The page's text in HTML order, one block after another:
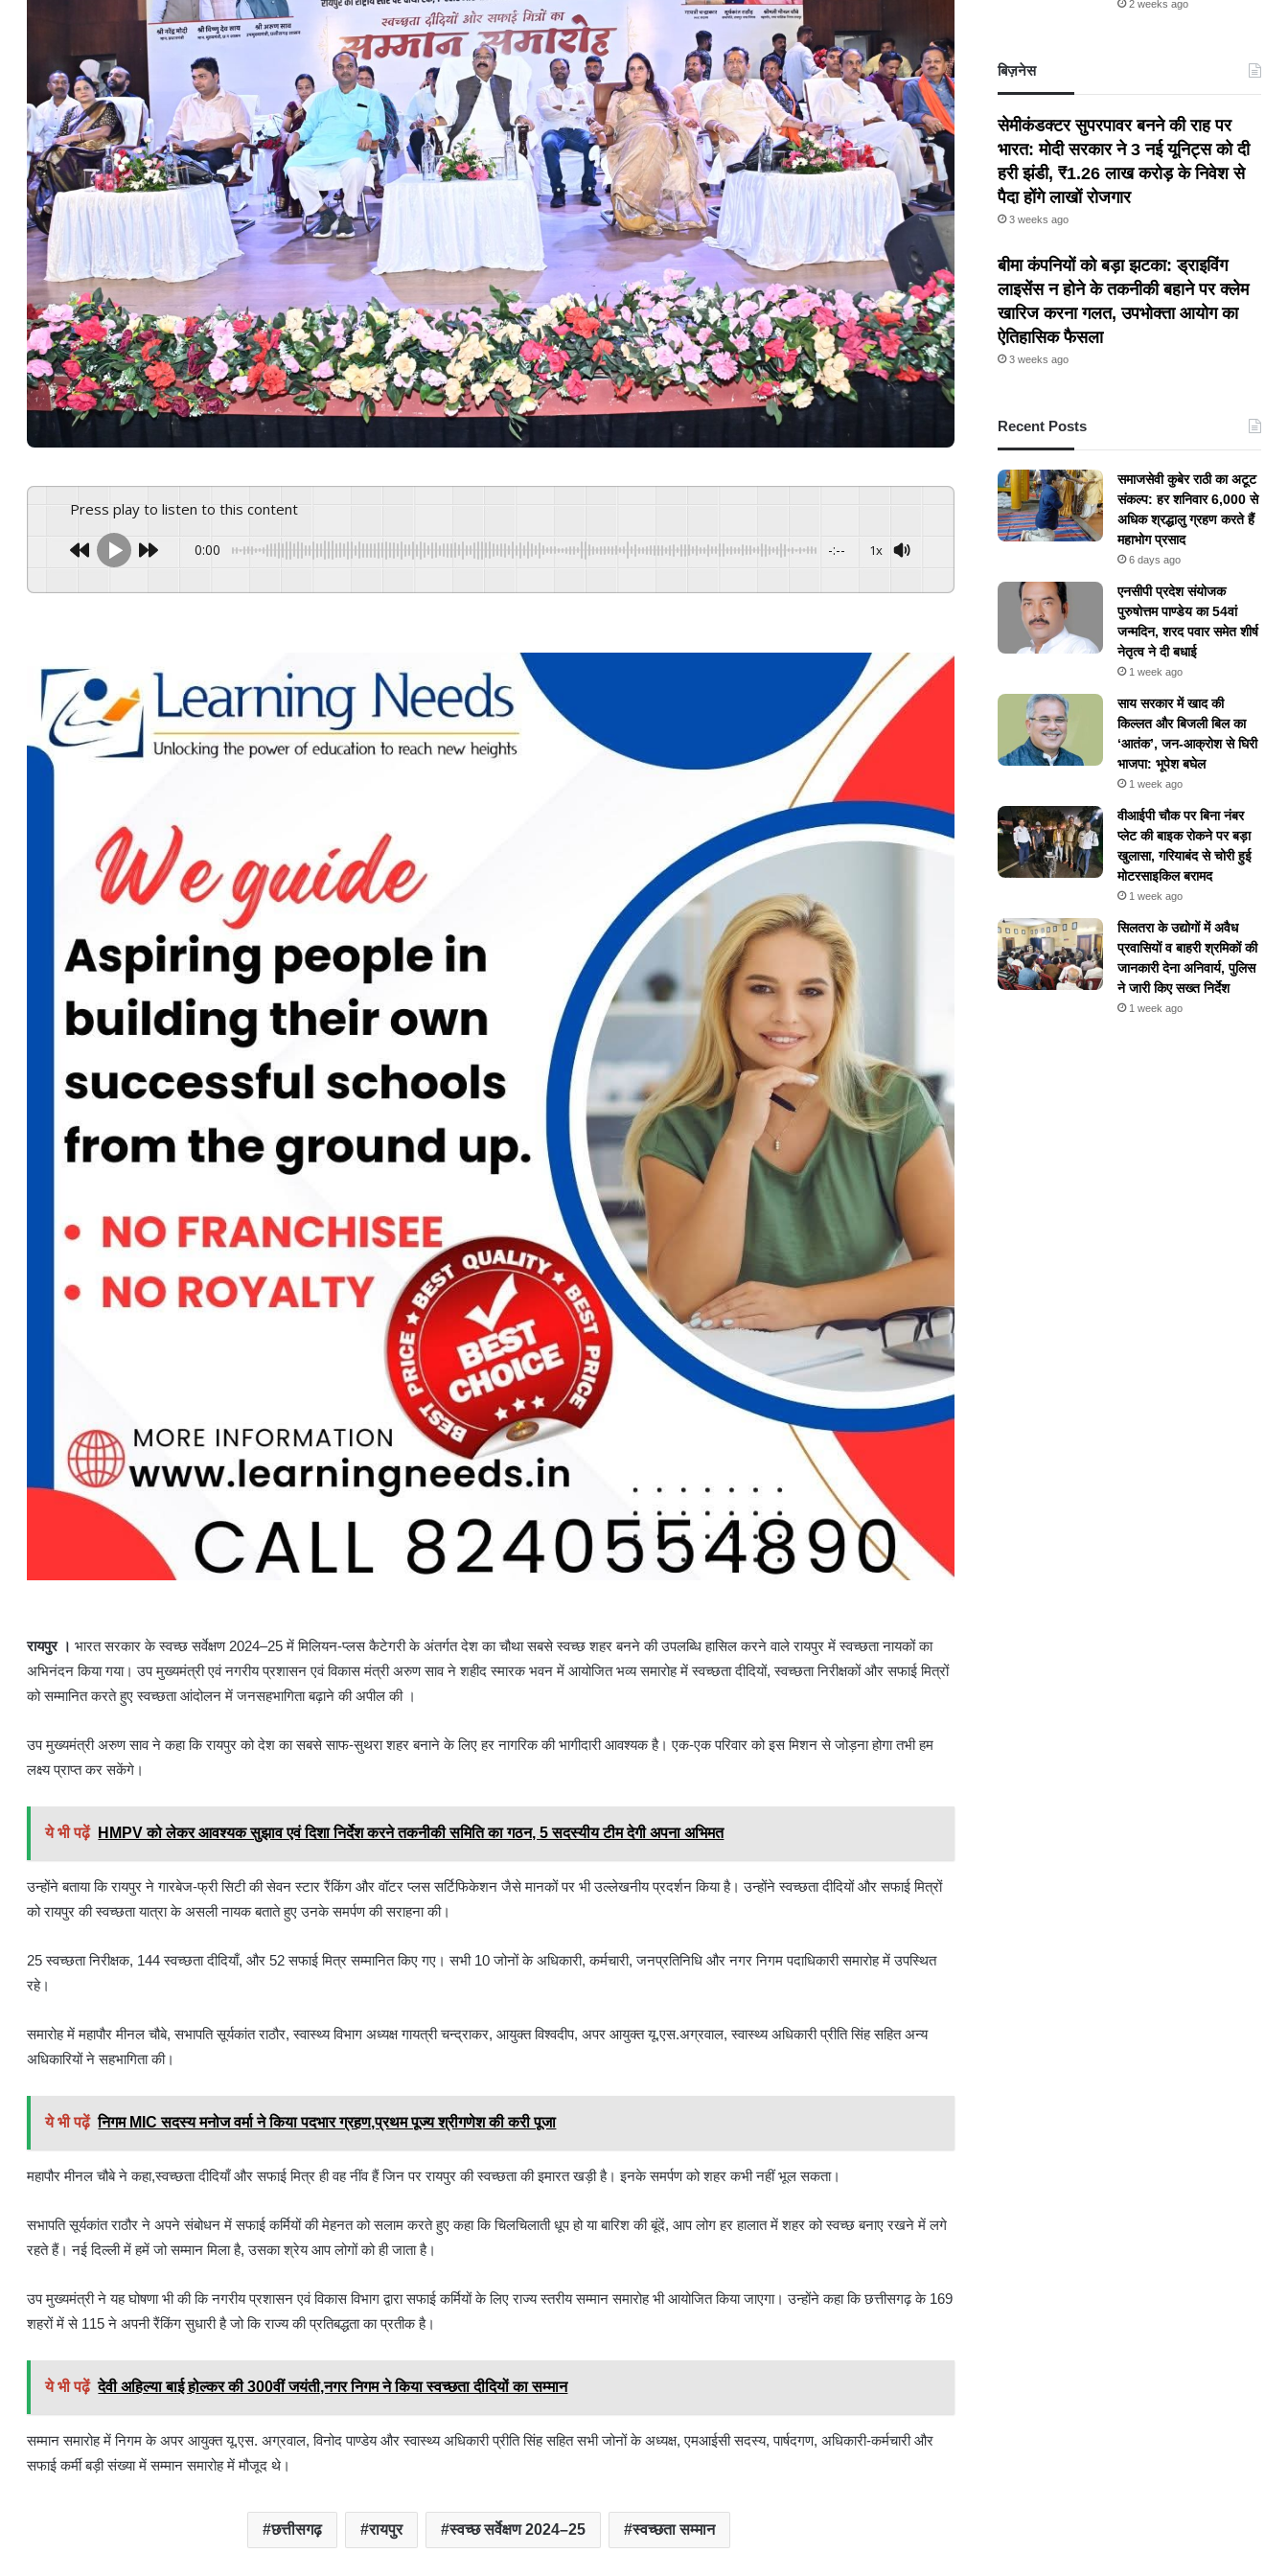
Press play to listen to this content
0:00 -:-- 1x
रायपुर । भारत सरकार के स्वच्छ सर्वेक्षण 2024–25 में मिलियन-प्लस कैटेगरी के अंतर्गत देश का चौथा सबसे स्वच्छ शहर बनने की उपलब्धि हासिल करने वाले रायपुर में स्वच्छता नायकों का
अभिनंदन किया गया। उप मुख्यमंत्री एवं नगरीय प्रशासन एवं विकास मंत्री अरुण साव ने शहीद स्मारक भवन में आयोजित भव्य समारोह में स्वच्छता दीदियों, स्वच्छता निरीक्षकों और सफाई मित्रों
को सम्मानित करते हुए स्वच्छता आंदोलन में जनसहभागिता बढ़ाने की अपील की ।
उप मुख्यमंत्री अरुण साव ने कहा कि रायपुर को देश का सबसे साफ-सुथरा शहर बनाने के लिए हर नागरिक की भागीदारी आवश्यक है। एक-एक परिवार को इस मिशन से जोड़ना होगा तभी हम
लक्ष्य प्राप्त कर सकेंगे।
ये भी पढ़ें HMPV को लेकर आवश्यक सुझाव एवं दिशा निर्देश करने तकनीकी समिति का गठन, 5 सदस्यीय टीम देगी अपना अभिमत
उन्होंने बताया कि रायपुर ने गारबेज-फ्री सिटी की सेवन स्टार रैंकिंग और वॉटर प्लस सर्टिफिकेशन जैसे मानकों पर भी उल्लेखनीय प्रदर्शन किया है। उन्होंने स्वच्छता दीदियों और सफाई मित्रों
को रायपुर की स्वच्छता यात्रा के असली नायक बताते हुए उनके समर्पण की सराहना की।
25 स्वच्छता निरीक्षक, 144 स्वच्छता दीदियाँ, और 52 सफाई मित्र सम्मानित किए गए। सभी 10 जोनों के अधिकारी, कर्मचारी, जनप्रतिनिधि और नगर निगम पदाधिकारी समारोह में उपस्थित
रहे।
समारोह में महापौर मीनल चौबे, सभापति सूर्यकांत राठौर, स्वास्थ्य विभाग अध्यक्ष गायत्री चन्द्राकर, आयुक्त विश्वदीप, अपर आयुक्त यू.एस.अग्रवाल, स्वास्थ्य अधिकारी प्रीति सिंह सहित अन्य
अधिकारियों ने सहभागिता की।
ये भी पढ़ें निगम MIC सदस्य मनोज वर्मा ने किया पदभार ग्रहण,प्रथम पूज्य श्रीगणेश की करी पूजा
महापौर मीनल चौबे ने कहा,स्वच्छता दीदियाँ और सफाई मित्र ही वह नींव हैं जिन पर रायपुर की स्वच्छता की इमारत खड़ी है। इनके समर्पण को शहर कभी नहीं भूल सकता।
सभापति सूर्यकांत राठौर ने अपने संबोधन में सफाई कर्मियों की मेहनत को सलाम करते हुए कहा कि चिलचिलाती धूप हो या बारिश की बूंदें, आप लोग हर हालात में शहर को स्वच्छ बनाए रखने में लगे
रहते हैं। नई दिल्ली में हमें जो सम्मान मिला है, उसका श्रेय आप लोगों को ही जाता है।
उप मुख्यमंत्री ने यह घोषणा भी की कि नगरीय प्रशासन एवं विकास विभाग द्वारा सफाई कर्मियों के लिए राज्य स्तरीय सम्मान समारोह भी आयोजित किया जाएगा। उन्होंने कहा कि छत्तीसगढ़ के 169
शहरों में से 115 ने अपनी रैंकिंग सुधारी है जो कि राज्य की प्रतिबद्धता का प्रतीक है।
ये भी पढ़ें देवी अहिल्या बाई होल्कर की 300वीं जयंती,नगर निगम ने किया स्वच्छता दीदियों का सम्मान
सम्मान समारोह में निगम के अपर आयुक्त यू.एस. अग्रवाल, विनोद पाण्डेय और स्वास्थ्य अधिकारी प्रीति सिंह सहित सभी जोनों के अध्यक्ष, एमआईसी सदस्य, पार्षदगण, अधिकारी-कर्मचारी और
सफाई कर्मी बड़ी संख्या में सम्मान समारोह में मौजूद थे।
छत्तीसगढ़ रायपुर स्वच्छ सर्वेक्षण 2024–25 स्वच्छता सम्मान
2 weeks ago
बिज़नेस
सेमीकंडक्टर सुपरपावर बनने की राह पर
भारत: मोदी सरकार ने 3 नई यूनिट्स को दी
हरी झंडी, ₹1.26 लाख करोड़ के निवेश से
पैदा होंगे लाखों रोजगार
3 weeks ago
बीमा कंपनियों को बड़ा झटका: ड्राइविंग
लाइसेंस न होने के तकनीकी बहाने पर क्लेम
खारिज करना गलत, उपभोक्ता आयोग का
ऐतिहासिक फैसला
3 weeks ago
Recent Posts
समाजसेवी कुबेर राठी का अटूट
संकल्प: हर शनिवार 6,000 से
अधिक श्रद्धालु ग्रहण करते हैं
महाभोग प्रसाद
6 days ago
एनसीपी प्रदेश संयोजक
पुरुषोत्तम पाण्डेय का 54वां
जन्मदिन, शरद पवार समेत शीर्ष
नेतृत्व ने दी बधाई
1 week ago
​साय सरकार में खाद की
किल्लत और बिजली बिल का
‘आतंक’, जन-आक्रोश से घिरी
भाजपा: भूपेश बघेल
1 week ago
वीआईपी चौक पर बिना नंबर
प्लेट की बाइक रोकने पर बड़ा
खुलासा, गरियाबंद से चोरी हुई
मोटरसाइकिल बरामद
1 week ago
सिलतरा के उद्योगों में अवैध
प्रवासियों व बाहरी श्रमिकों की
जानकारी देना अनिवार्य, पुलिस
ने जारी किए सख्त निर्देश
1 week ago